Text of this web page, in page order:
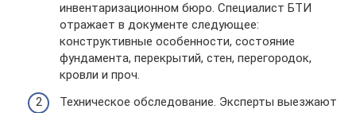
инвентаризационном бюро. Специалист БТИ
отражает в документе следующее:
конструктивные особенности, состояние
фундамента, перекрытий, стен, перегородок,
кровли и проч.
Техническое обследование. Эксперты выезжают